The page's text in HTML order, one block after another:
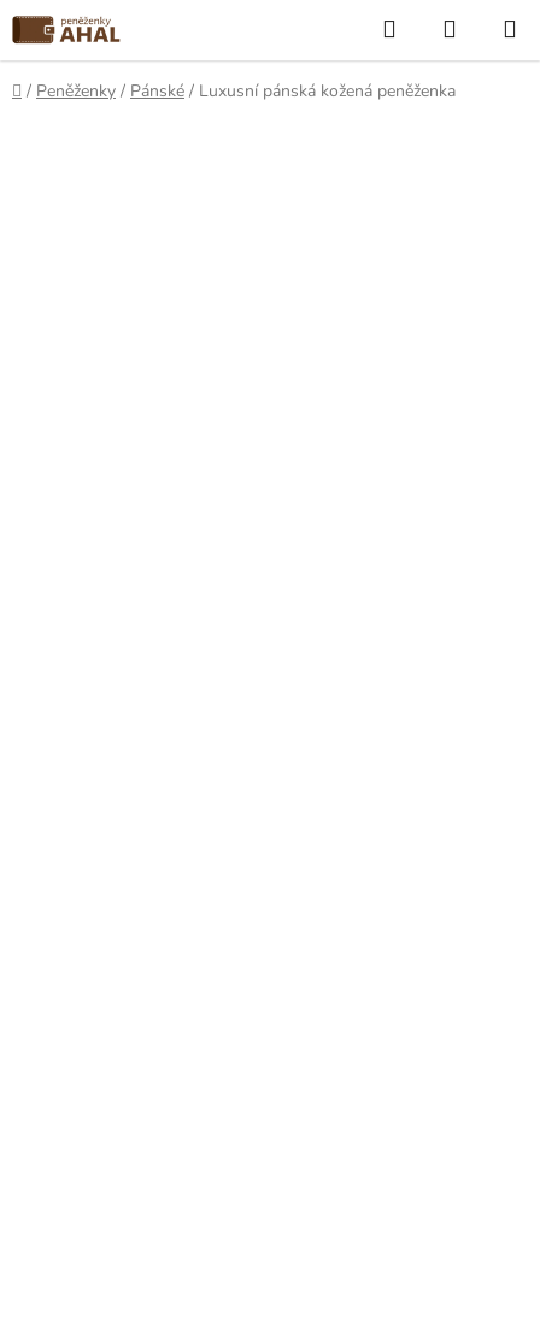
Přejít
na
obsah
Hledat
KOŠÍK
Domů
/ Peněženky / Pánské / Luxusní pánská kožená peněženka